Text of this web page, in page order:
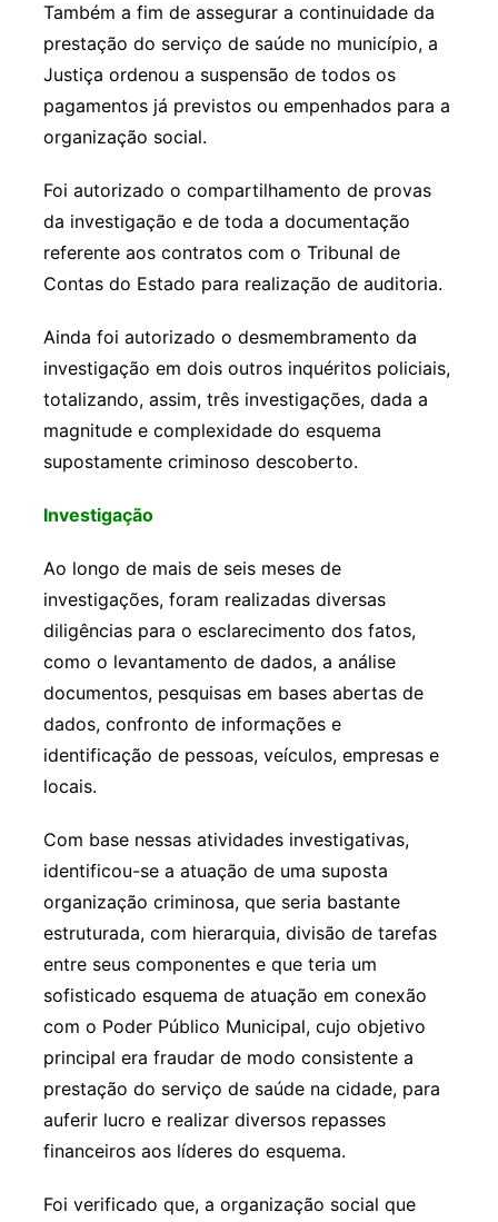
Também a fim de assegurar a continuidade da
prestação do serviço de saúde no município, a
Justiça ordenou a suspensão de todos os
pagamentos já previstos ou empenhados para a
organização social.
Foi autorizado o compartilhamento de provas
da investigação e de toda a documentação
referente aos contratos com o Tribunal de
Contas do Estado para realização de auditoria.
Ainda foi autorizado o desmembramento da
investigação em dois outros inquéritos policiais,
totalizando, assim, três investigações, dada a
magnitude e complexidade do esquema
supostamente criminoso descoberto.
Investigação
Ao longo de mais de seis meses de
investigações, foram realizadas diversas
diligências para o esclarecimento dos fatos,
como o levantamento de dados, a análise
documentos, pesquisas em bases abertas de
dados, confronto de informações e
identificação de pessoas, veículos, empresas e
locais.
Com base nessas atividades investigativas,
identificou-se a atuação de uma suposta
organização criminosa, que seria bastante
estruturada, com hierarquia, divisão de tarefas
entre seus componentes e que teria um
sofisticado esquema de atuação em conexão
com o Poder Público Municipal, cujo objetivo
principal era fraudar de modo consistente a
prestação do serviço de saúde na cidade, para
auferir lucro e realizar diversos repasses
financeiros aos líderes do esquema.
Foi verificado que, a organização social que